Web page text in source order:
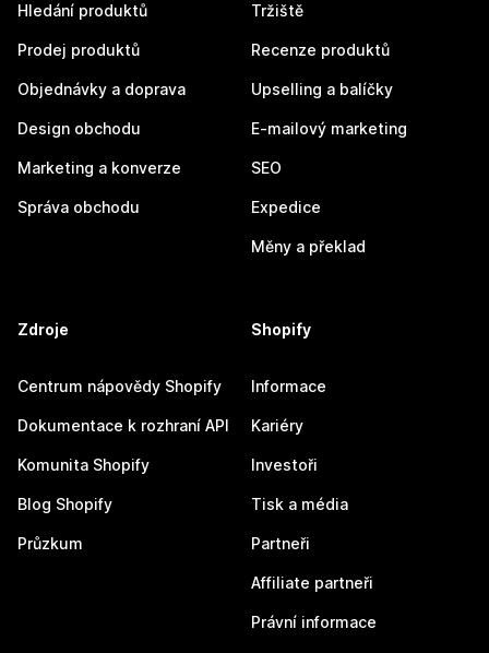
Hledání produktů
Prodej produktů
Objednávky a doprava
Design obchodu
Marketing a konverze
Správa obchodu
Tržiště
Recenze produktů
Upselling a balíčky
E-mailový marketing
SEO
Expedice
Měny a překlad
Zdroje
Centrum nápovědy Shopify
Dokumentace k rozhraní API
Komunita Shopify
Blog Shopify
Průzkum
Shopify
Informace
Kariéry
Investoři
Tisk a média
Partneři
Affiliate partneři
Právní informace